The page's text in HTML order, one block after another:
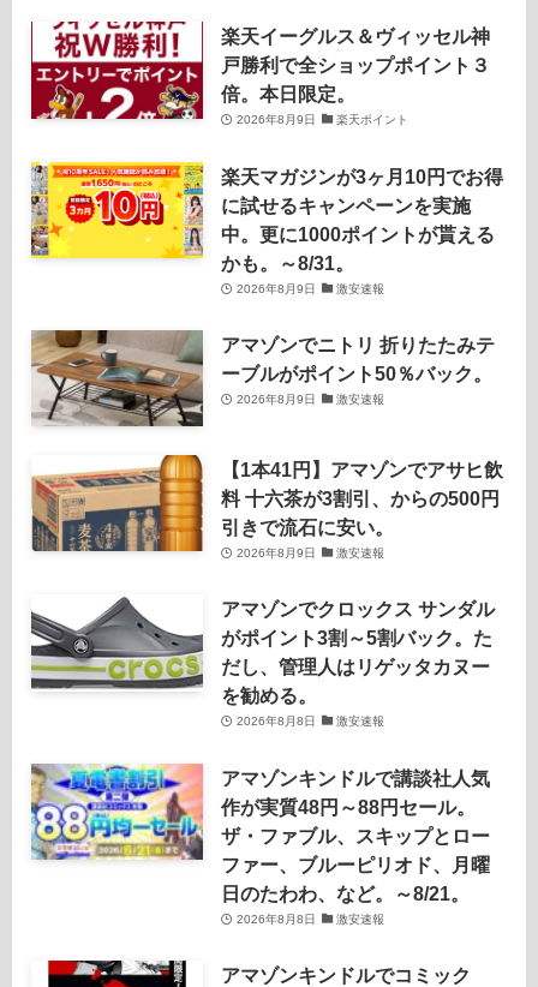
楽天イーグルス＆ヴィッセル神
戸勝利で全ショップポイント３
倍。本日限定。
2026年8月9日 楽天ポイント
楽天マガジンが3ヶ月10円でお得
に試せるキャンペーンを実施
中。更に1000ポイントが貰える
かも。～8/31。
2026年8月9日 激安速報
アマゾンでニトリ 折りたたみテ
ーブルがポイント50％バック。
2026年8月9日 激安速報
【1本41円】アマゾンでアサヒ飲
料 十六茶が3割引、からの500円
引きで流石に安い。
2026年8月9日 激安速報
アマゾンでクロックス サンダル
がポイント3割～5割バック。た
だし、管理人はリゲッタカヌー
を勧める。
2026年8月8日 激安速報
アマゾンキンドルで講談社人気
作が実質48円～88円セール。
ザ・ファブル、スキップとロー
ファー、ブルーピリオド、月曜
日のたわわ、など。～8/21。
2026年8月8日 激安速報
アマゾンキンドルでコミック